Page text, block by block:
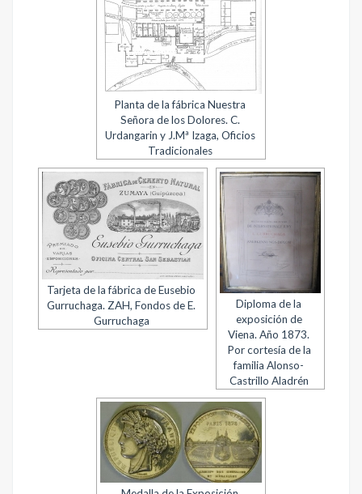
Planta de la fábrica Nuestra
Señora de los Dolores. C.
Urdangarin y J.Mª Izaga, Oficios
Tradicionales
Tarjeta de la fábrica de Eusebio
Gurruchaga. ZAH, Fondos de E.
Gurruchaga
Diploma de la
exposición de
Viena. Año 1873.
Por cortesía de la
familia Alonso-
Castrillo Aladrén